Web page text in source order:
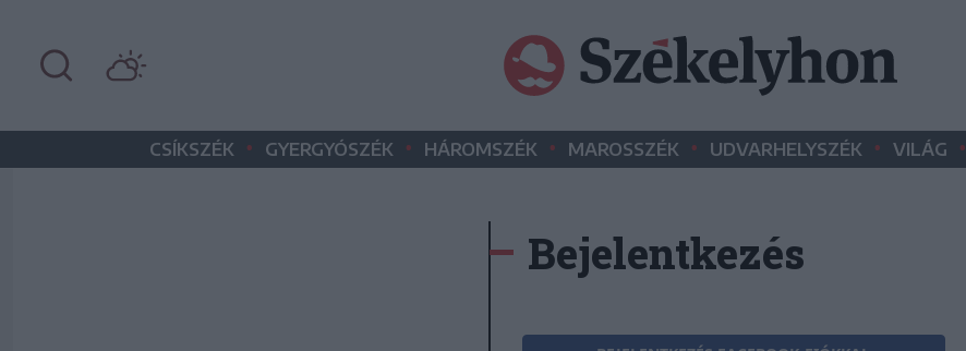
CSÍKSZÉK • GYERGYÓSZÉK • HÁROMSZÉK • MAROSSZÉK • UDVARHELYSZÉK • VILÁG •
Bejelentkezés